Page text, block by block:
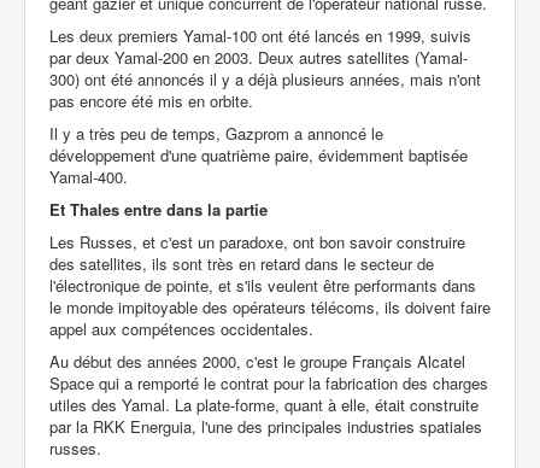
Les deux premiers Yamal-100 ont été lancés en 1999, suivis
par deux Yamal-200 en 2003. Deux autres satellites (Yamal-
300) ont été annoncés il y a déjà plusieurs années, mais n'ont
pas encore été mis en orbite.
Il y a très peu de temps, Gazprom a annoncé le
développement d'une quatrième paire, évidemment baptisée
Yamal-400.
Et Thales entre dans la partie
Les Russes, et c'est un paradoxe, ont bon savoir construire
des satellites, ils sont très en retard dans le secteur de
l'électronique de pointe, et s'ils veulent être performants dans
le monde impitoyable des opérateurs télécoms, ils doivent faire
appel aux compétences occidentales.
Au début des années 2000, c'est le groupe Français Alcatel
Space qui a remporté le contrat pour la fabrication des charges
utiles des Yamal. La plate-forme, quant à elle, était construite
par la RKK Energuia, l'une des principales industries spatiales
russes.